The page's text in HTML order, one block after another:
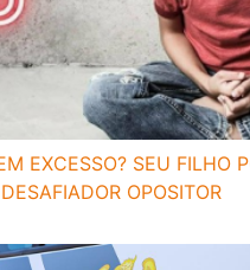
EXCESSO? SEU FILHO
OPOSITOR